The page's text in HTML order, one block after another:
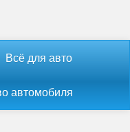
Всё для авто
автомобиля